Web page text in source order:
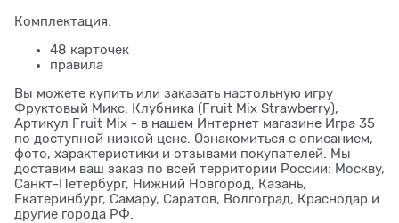
Комплектация:
48 карточек
правила
Вы можете купить или заказать настольную игру
Фруктовый Микс. Клубника (Fruit Mix Strawberry),
Артикул Fruit Mix - в нашем Интернет магазине Игра 35
по доступной низкой цене. Ознакомиться с описанием,
фото, характеристики и отзывами покупателей. Мы
доставим ваш заказ по всей территории России: Москву,
Санкт-Петербург, Нижний Новгород, Казань,
Екатеринбург, Самару, Саратов, Волгоград, Краснодар и
другие города РФ.